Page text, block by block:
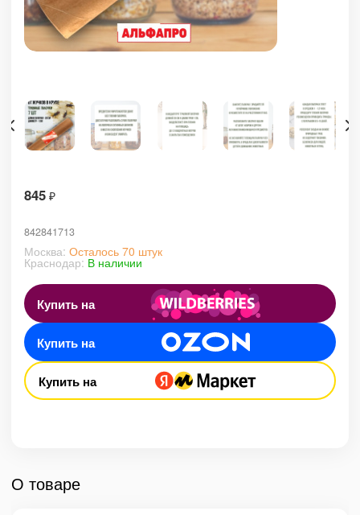
845 ₽
842841713
Москва: Осталось 70 штук
Краснодар: В наличии
Купить на
Купить на
Купить на
О товаре